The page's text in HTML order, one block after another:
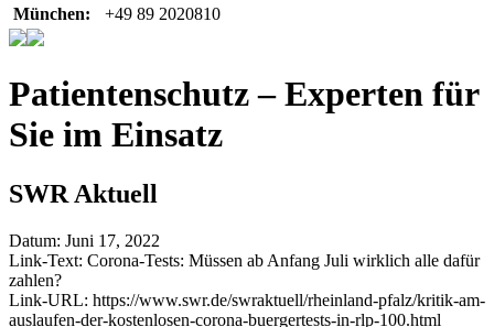
München:
+49 89 2020810
Patientenschutz – Experten für
Sie im Einsatz
SWR Aktuell
Datum: Juni 17, 2022
Link-Text: Corona-Tests: Müssen ab Anfang Juli wirklich alle dafür
zahlen?
Link-URL: https://www.swr.de/swraktuell/rheinland-pfalz/kritik-am-
auslaufen-der-kostenlosen-corona-buergertests-in-rlp-100.html